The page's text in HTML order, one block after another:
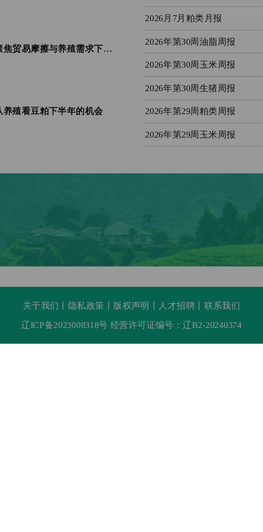
期现一家・饲享汇 (第5期 ) | 聚焦贸易摩擦与养殖需求下的豆粕新格局
养殖看豆粕下半年的机会
2026月7月粕类月报
2026年第30周油脂周报
2026年第30周玉米周报
2026年第30周生猪周报
2026年第29周粕类周报
2026年第29周玉米周报
关于我们 隐私政策 版权声明 人才招聘 联系我们
辽ICP备2023008318号 经营许可证编号：辽B2-20240374